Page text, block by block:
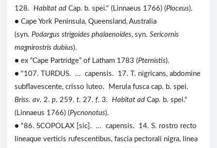
128. Habitat ad Cap. b. spei." (Linnaeus 1766) (Ploceus).
● Cape York Peninsula, Queensland, Australia
(syn. Podargus strigoides phalaenoides, syn. Sericornis
magnirostris dubius).
● ex “Cape Partridge” of Latham 1783 (Pternistis).
● "107. TURDUS. ... capensis. 17. T. nigricans, abdomine
subflavescente, crisso luteo. Merula fusca cap. b. spei.
Briss. av. 2. p. 259. t. 27. f. 3. Habitat ad Cap. b. spei."
(Linnaeus 1766) (Pycnonotus).
● "86. SCOPOLAX [sic]. ... capensis. 14. S. rostro recto
lineaque verticis rufescentibus, fascia pectorali nigra, linea